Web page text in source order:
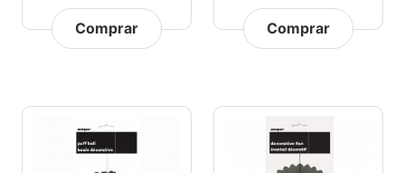
Comprar Comprar